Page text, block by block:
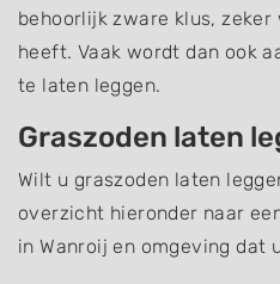
behoorlijk zware klus,
heeft. Vaak wordt dan ook
te laten leggen.
Graszoden laten
Wilt u graszoden laten
overzicht hieronder naar
in Wanroij en omgeving dat